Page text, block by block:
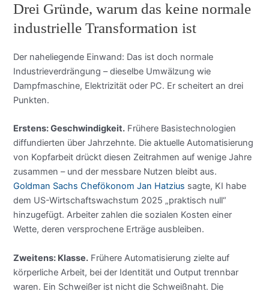
Drei Gründe, warum das keine normale
industrielle Transformation ist
Der naheliegende Einwand: Das ist doch normale
Industrieverdrängung – dieselbe Umwälzung wie
Dampfmaschine, Elektrizität oder PC. Er scheitert an drei
Punkten.
Erstens: Geschwindigkeit. Frühere Basistechnologien
diffundierten über Jahrzehnte. Die aktuelle Automatisierung
von Kopfarbeit drückt diesen Zeitrahmen auf wenige Jahre
zusammen – und der messbare Nutzen bleibt aus.
Goldman Sachs Chefökonom Jan Hatzius sagte, KI habe
dem US-Wirtschaftswachstum 2025 „praktisch null“
hinzugefügt. Arbeiter zahlen die sozialen Kosten einer
Wette, deren versprochene Erträge ausbleiben.
Zweitens: Klasse. Frühere Automatisierung zielte auf
körperliche Arbeit, bei der Identität und Output trennbar
waren. Ein Schweißer ist nicht die Schweißnaht. Die